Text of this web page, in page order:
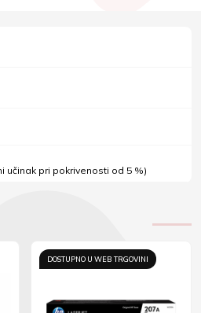
učinak pri pokrivenosti od 5 %)
DOSTUPNO U WEB TRGOVINI